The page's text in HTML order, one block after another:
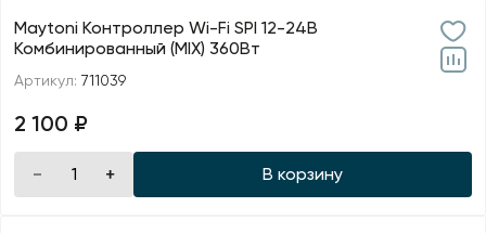
Maytoni Контроллер Wi-Fi SPI 12-24В
Комбинированный (MIX) 360Вт
Артикул: 711039
2 100 ₽
В корзину